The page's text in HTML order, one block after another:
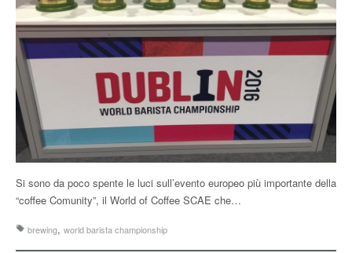
Si sono da poco spente le luci sull’evento europeo più importante della
“coffee Comunity”, il World of Coffee SCAE che…
brewing, world barista championship